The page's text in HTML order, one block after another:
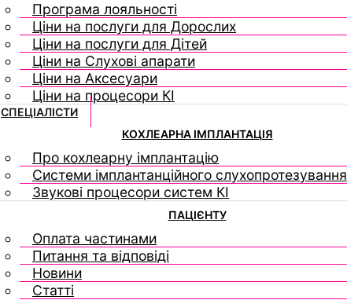
Програма лояльності
Ціни на послуги для Дорослих
Ціни на послуги для Дітей
Ціни на Слухові апарати
Ціни на Аксесуари
Ціни на процесори КІ
СПЕЦІАЛІСТИ
КОХЛЕАРНА ІМПЛАНТАЦІЯ
Про кохлеарну імплантацію
Системи імплантанційного слухопротезування
Звукові процесори систем КІ
ПАЦІЄНТУ
Оплата частинами
Питання та відповіді
Новини
Статті